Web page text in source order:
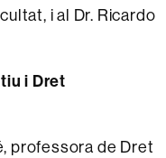
i al Dr. Ricardo
i Dret
professora de Dret